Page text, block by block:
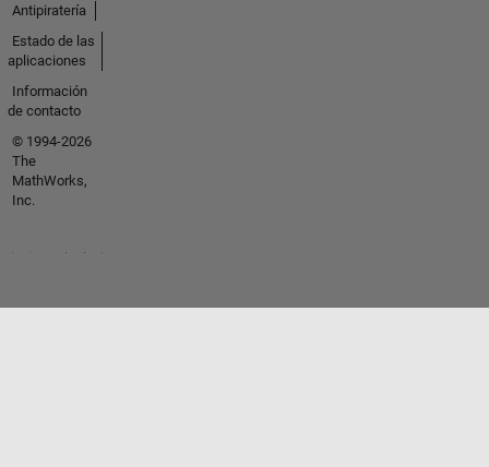
Antipiratería
Estado de las
aplicaciones
Información
de contacto
© 1994-2026
The
MathWorks,
Inc.